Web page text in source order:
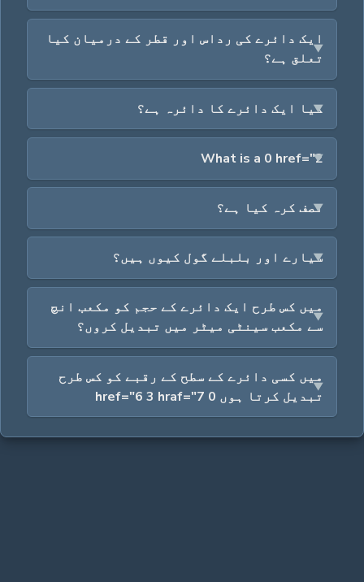
ایک دائرے کی رداس اور قطر کے درمیان کیا
تعلق ہے؟
کیا ایک دائرے کا دائرہ ہے؟
What is a 0 href="2
نصف کرہ کیا ہے؟
سیارے اور بلبلے گول کیوں ہیں؟
میں کس طرح ایک دائرے کے حجم کو مکعب انچ
سے مکعب سینٹی میٹر میں تبدیل کروں؟
میں کسی دائرے کے سطح کے رقبے کو کس طرح
تبدیل کرتا ہوں 0 href="6 3 hraf="7